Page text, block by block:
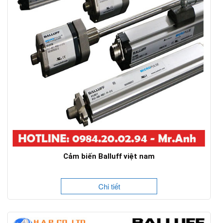
Cảm biến Balluff việt nam
Chi tiết